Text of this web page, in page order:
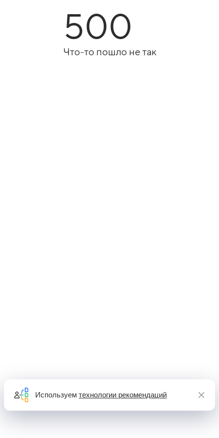
500
Что-то пошло не так
Используем технологии рекомендаций